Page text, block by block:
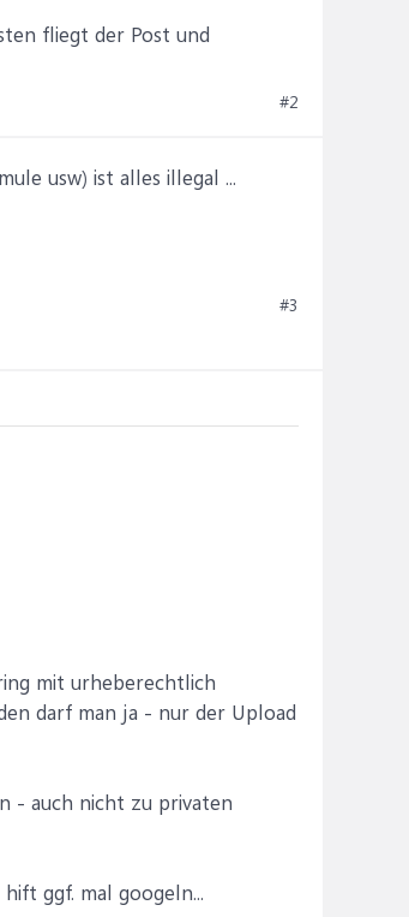
fliegt der Post und
#2
usw) ist alles illegal ...
#3
mit urheberechtlich
darf man ja - nur der Upload
- auch nicht zu privaten
ggf. mal googeln...